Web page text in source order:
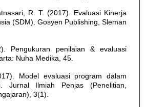
R. T. (2017). Evaluasi Kinerja
(SDM). Gosyen Publishing, Sleman
Pengukuran penilaian & evaluasi
Nuha Medika, 45.
Model evaluasi program dalam
Jurnal Ilmiah Penjas (Penelitian,
3(1).